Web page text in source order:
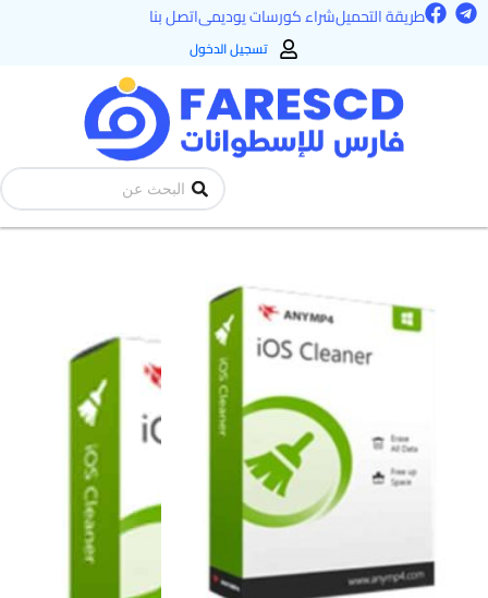
تخطي
طريقة التحميلشراء كورسات يوديمىاتصل بنا T
e
F
a تسجيل الدخول
Search
...